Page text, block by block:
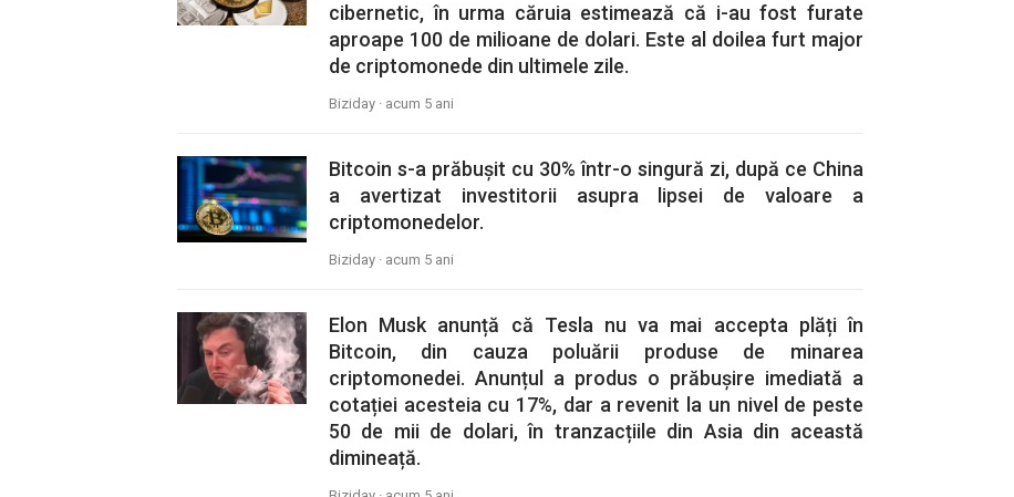
cibernetic, în urma căruia estimează că i-au fost furate
aproape 100 de milioane de dolari. Este al doilea furt major
de criptomonede din ultimele zile.
Biziday · acum 5 ani
Bitcoin s-a prăbușit cu 30% într-o singură zi, după ce China
a avertizat investitorii asupra lipsei de valoare a
criptomonedelor.
Biziday · acum 5 ani
Elon Musk anunță că Tesla nu va mai accepta plăți în
Bitcoin, din cauza poluării produse de minarea
criptomonedei. Anunțul a produs o prăbușire imediată a
cotației acesteia cu 17%, dar a revenit la un nivel de peste
50 de mii de dolari, în tranzacțiile din Asia din această
dimineață.